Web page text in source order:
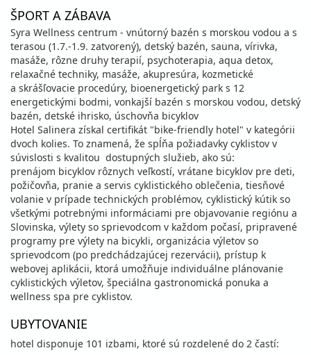
ŠPORT A ZÁBAVA
Syra Wellness centrum - vnútorný bazén s morskou vodou a s
terasou (1.7.-1.9. zatvorený), detský bazén, sauna, vírivka,
masáže, rôzne druhy terapií, psychoterapia, aqua detox,
relaxačné techniky, masáže, akupresúra, kozmetické
a skrášľovacie procedúry, bioenergetický park s 12
energetickými bodmi, vonkajší bazén s morskou vodou, detský
bazén, detské ihrisko, úschovňa bicyklov
Hotel Salinera získal certifikát "bike-friendly hotel" v kategórii
dvoch kolies. To znamená, že spĺňa požiadavky cyklistov v
súvislosti s kvalitou dostupných služieb, ako sú:
prenájom bicyklov rôznych veľkostí, vrátane bicyklov pre deti,
požičovňa, pranie a servis cyklistického oblečenia, tiesňové
volanie v prípade technických problémov, cyklistický kútik so
všetkými potrebnými informáciami pre objavovanie regiónu a
Slovinska, výlety so sprievodcom v každom počasí, pripravené
programy pre výlety na bicykli, organizácia výletov so
sprievodcom (po predchádzajúcej rezervácii), prístup k
webovej aplikácii, ktorá umožňuje individuálne plánovanie
cyklistických výletov, špeciálna gastronomická ponuka a
wellness spa pre cyklistov.
UBYTOVANIE
hotel disponuje 101 izbami, ktoré sú rozdelené do 2 častí: